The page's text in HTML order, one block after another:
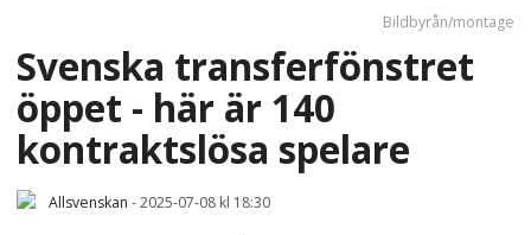
Bildbyrån/montage
Svenska transferfönstret
öppet - här är 140
kontraktslösa spelare
Allsvenskan -2025-07-08 kl 18:30